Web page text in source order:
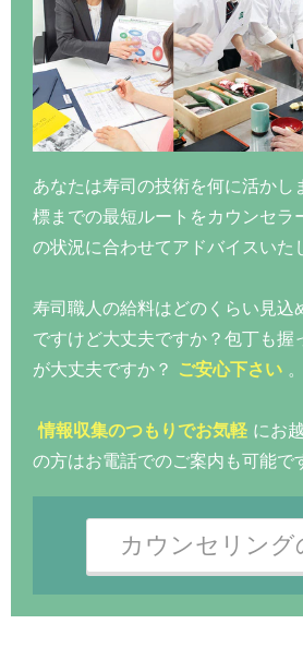
あなたは寿司の技術を何に活かし
標までの最短ルートをカウンセラ
の状況に合わせてアドバイスいた
寿司職人の給料はどのくらい見込
ですけど大丈夫ですか？包丁も握
が大丈夫ですか？
ご安心下さい 。
情報収集のつもりでお気軽 にお
の方はお電話でのご案内も可能で
カウンセリング